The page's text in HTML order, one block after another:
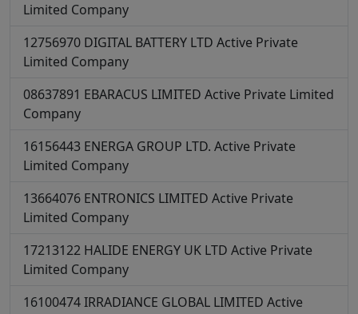
Limited Company
12756970 DIGITAL BATTERY LTD Active Private
Limited Company
08637891 EBARACUS LIMITED Active Private Limited
Company
16156443 ENERGA GROUP LTD. Active Private
Limited Company
13664076 ENTRONICS LIMITED Active Private
Limited Company
17213122 HALIDE ENERGY UK LTD Active Private
Limited Company
16100474IRRADIANCE GLOBAL LIMITED Active